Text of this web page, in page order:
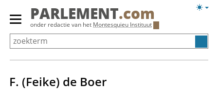
Overslaan
Primair
menu
tonen/verbergen
PARLEMENT.com
onder redactie van het Montesquieu Instituut
F. (Feike) de Boer